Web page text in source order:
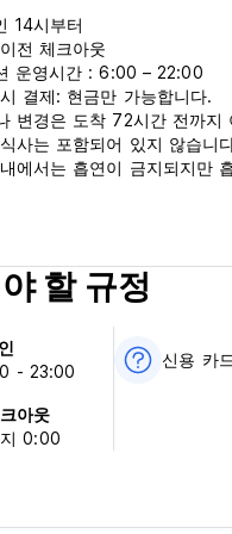
14시부터
전 체크아웃
운영시간 : 6:00 – 22:00
결제: 현금만 가능합니다.
변경은 도착 72시간 전까지
사는 포함되어 있지 않습니
에서는 흡연이 금지되지만
할 규정
- 23:00
아웃
0:00
신용 카